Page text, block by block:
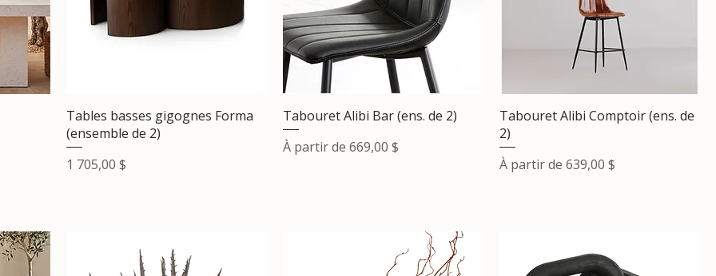
Tables basses gigognes Forma
(ensemble de 2)
Prix
1 705,00 $
Tabouret Alibi Bar (ens. de 2)
À partir de 669,00 $
Prix promotionnel
Tabouret Alibi Comptoir (ens. de
2)
À partir de 639,00 $
Prix promotionnel